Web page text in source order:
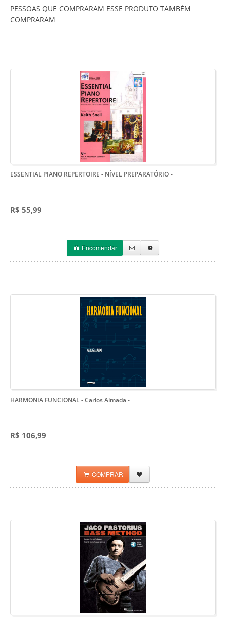
PESSOAS QUE COMPRARAM ESSE PRODUTO TAMBÉM
COMPRARAM
ESSENTIAL PIANO REPERTOIRE - NÍVEL PREPARATÓRIO-
R$ 55,99
Encomendar
HARMONIA FUNCIONAL - Carlos Almada -
R$ 106,99
COMPRAR